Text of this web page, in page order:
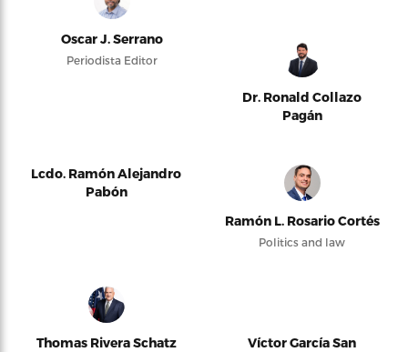
Oscar J. Serrano
Periodista Editor
Dr. Ronald Collazo
Pagán
Lcdo. Ramón Alejandro
Pabón
Ramón L. Rosario Cortés
Politics and law
Thomas Rivera Schatz
Víctor García San